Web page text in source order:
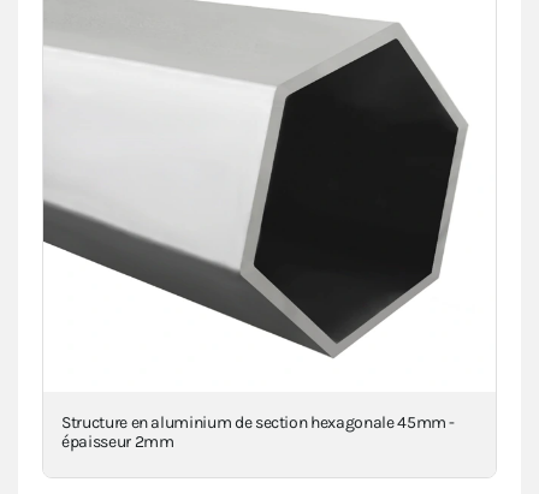
Structure en aluminium de section hexagonale 45mm -
épaisseur 2mm